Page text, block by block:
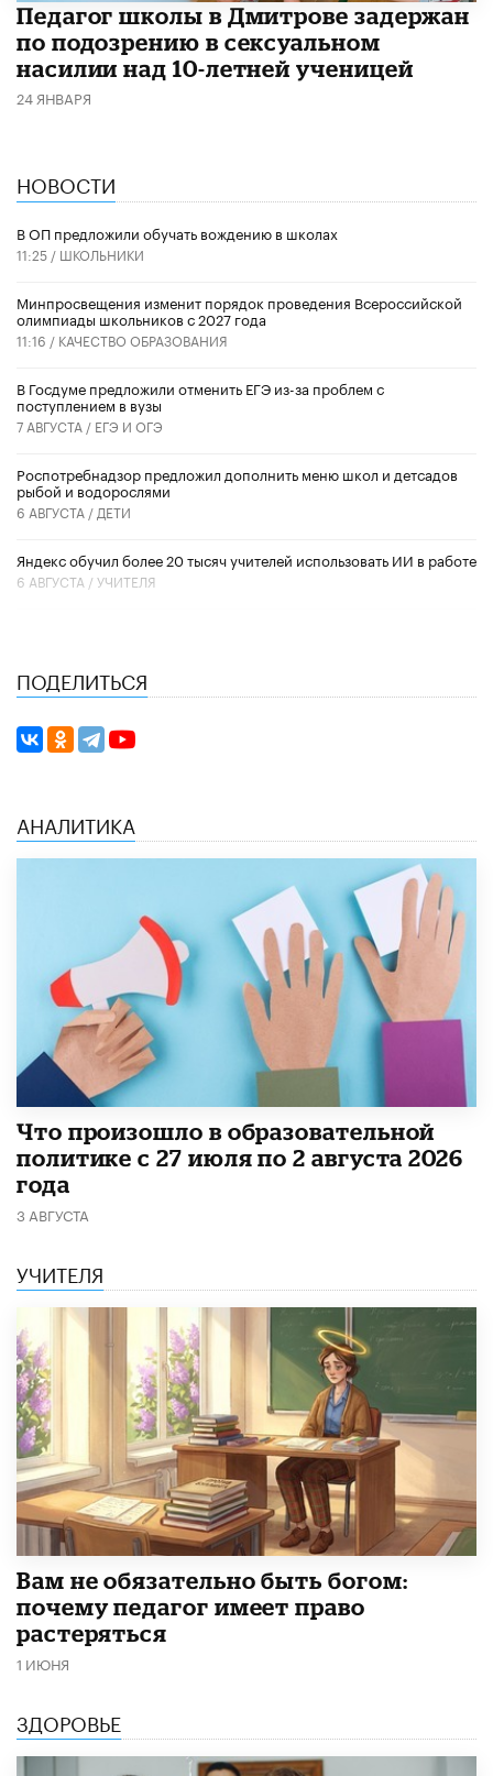
Педагог школы в Дмитрове задержан
по подозрению в сексуальном
насилии над 10-летней ученицей
24 ЯНВАРЯ
НОВОСТИ
В ОП предложили обучать вождению в школах
11:25 / ШКОЛЬНИКИ
Минпросвещения изменит порядок проведения Всероссийской
олимпиады школьников с 2027 года
11:16 / КАЧЕСТВО ОБРАЗОВАНИЯ
В Госдуме предложили отменить ЕГЭ из-за проблем с
поступлением в вузы
7 АВГУСТА / ЕГЭ И ОГЭ
Роспотребнадзор предложил дополнить меню школ и детсадов
рыбой и водорослями
6 АВГУСТА / ДЕТИ
​Яндекс обучил более 20 тысяч учителей использовать ИИ в работе
6 АВГУСТА /УЧИТЕЛЯ
ПОДЕЛИТЬСЯ
АНАЛИТИКА
​Что произошло в образовательной
политике с 27 июля по 2 августа 2026
года
3 АВГУСТА
УЧИТЕЛЯ
​Вам не обязательно быть богом:
почему педагог имеет право
растеряться
1 ИЮНЯ
ЗДОРОВЬЕ